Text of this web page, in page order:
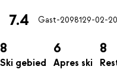
7.4 Gast-2098129-02-
8
Ski gebied
6
Apres ski
8